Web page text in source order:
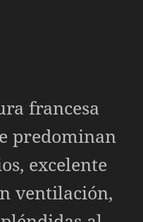
francesa
predominan
excelente
ventilación,